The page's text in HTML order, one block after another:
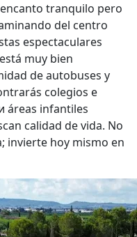
tranquilo pero
del centro
espectaculares
muy bien
de autobuses y
colegios e
áreas infantiles
calidad de vida. No
invierte hoy mismo en